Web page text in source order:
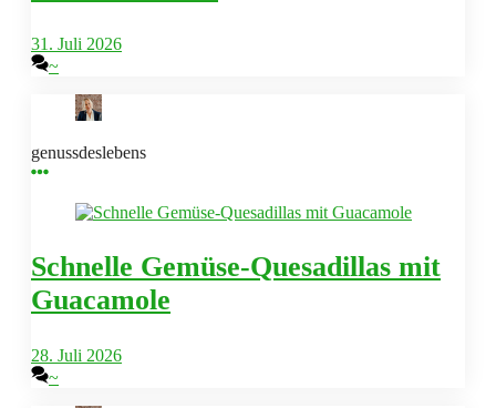
31. Juli 2026
~
genussdeslebens
Schnelle Gemüse-Quesadillas mit
Guacamole
28. Juli 2026
~